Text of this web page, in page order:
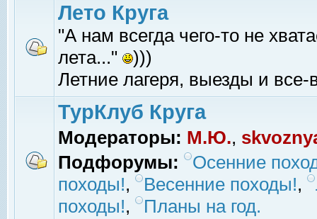
Лето Круга
"А нам всегда чего-то не
лета..."
)))
Летние лагеря, выезды и все-
ТурКлуб Круга
Модераторы: М.Ю.,
Подфорумы:
Осенние
походы!, Весенние походы!,
походы!, Планы на год.